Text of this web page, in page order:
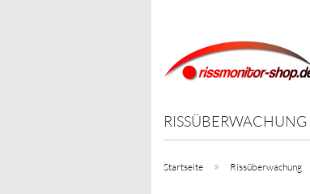
RISSÜBERWACHUNG
Startseite » Rissüberwachung